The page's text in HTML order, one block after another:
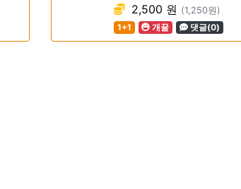
2,500 원 (1,250원)
1+1
개꿀 댓글(0)